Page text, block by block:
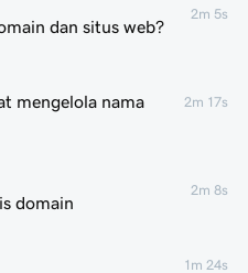
dan situs web?
2m 5s
mengelola nama
2m 17s
domain
2m 8s
1m 24s